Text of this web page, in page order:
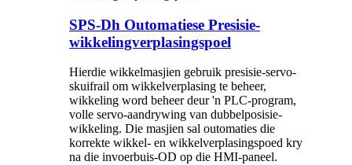
SPS-Dh Outomatiese Presisie-
wikkelingverplasingspoel
Hierdie wikkelmasjien gebruik presisie-servo-
skuifrail om wikkelverplasing te beheer,
wikkeling word beheer deur 'n PLC-program,
volle servo-aandrywing van dubbelposisie-
wikkeling. Die masjien sal outomaties die
korrekte wikkel- en wikkelverplasingspoed kry
na die invoerbuis-OD op die HMI-paneel.